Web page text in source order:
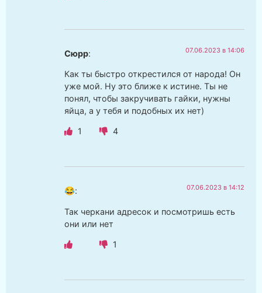
Сюрр: 07.06.2023 в 14:06
Как ты быстро открестился от народа! Он
уже мой. Ну это ближе к истине. Ты не
понял, чтобы закручивать гайки, нужны
яйца, а у тебя и подобных их нет)
1 4
😂: 07.06.2023 в 14:12
Так черкани адресок и посмотришь есть
они или нет
1